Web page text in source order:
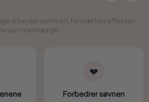
arbejder sammen, forstærkes effekten –
sammenhænge.
❤
Forbedrer søvnen